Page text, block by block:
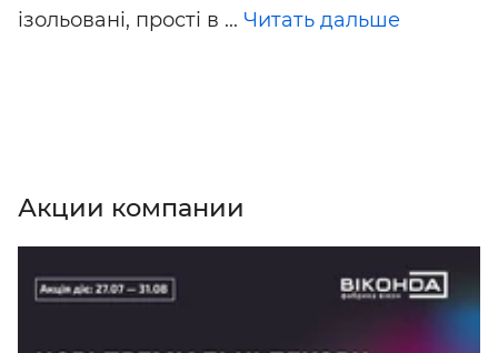
ізольовані, прості в ... Читать дальше
Акции компании